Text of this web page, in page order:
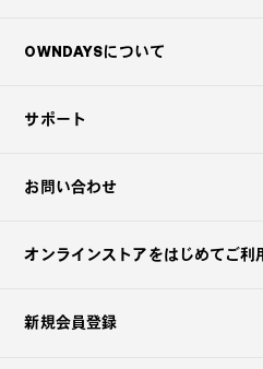
OWNDAYSについて
サポート
お問い合わせ
オンラインストアをはじめてご利
新規会員登録